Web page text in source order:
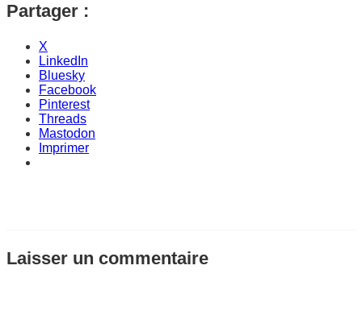
Partager :
X
LinkedIn
Bluesky
Facebook
Pinterest
Threads
Mastodon
Imprimer
Laisser un commentaire